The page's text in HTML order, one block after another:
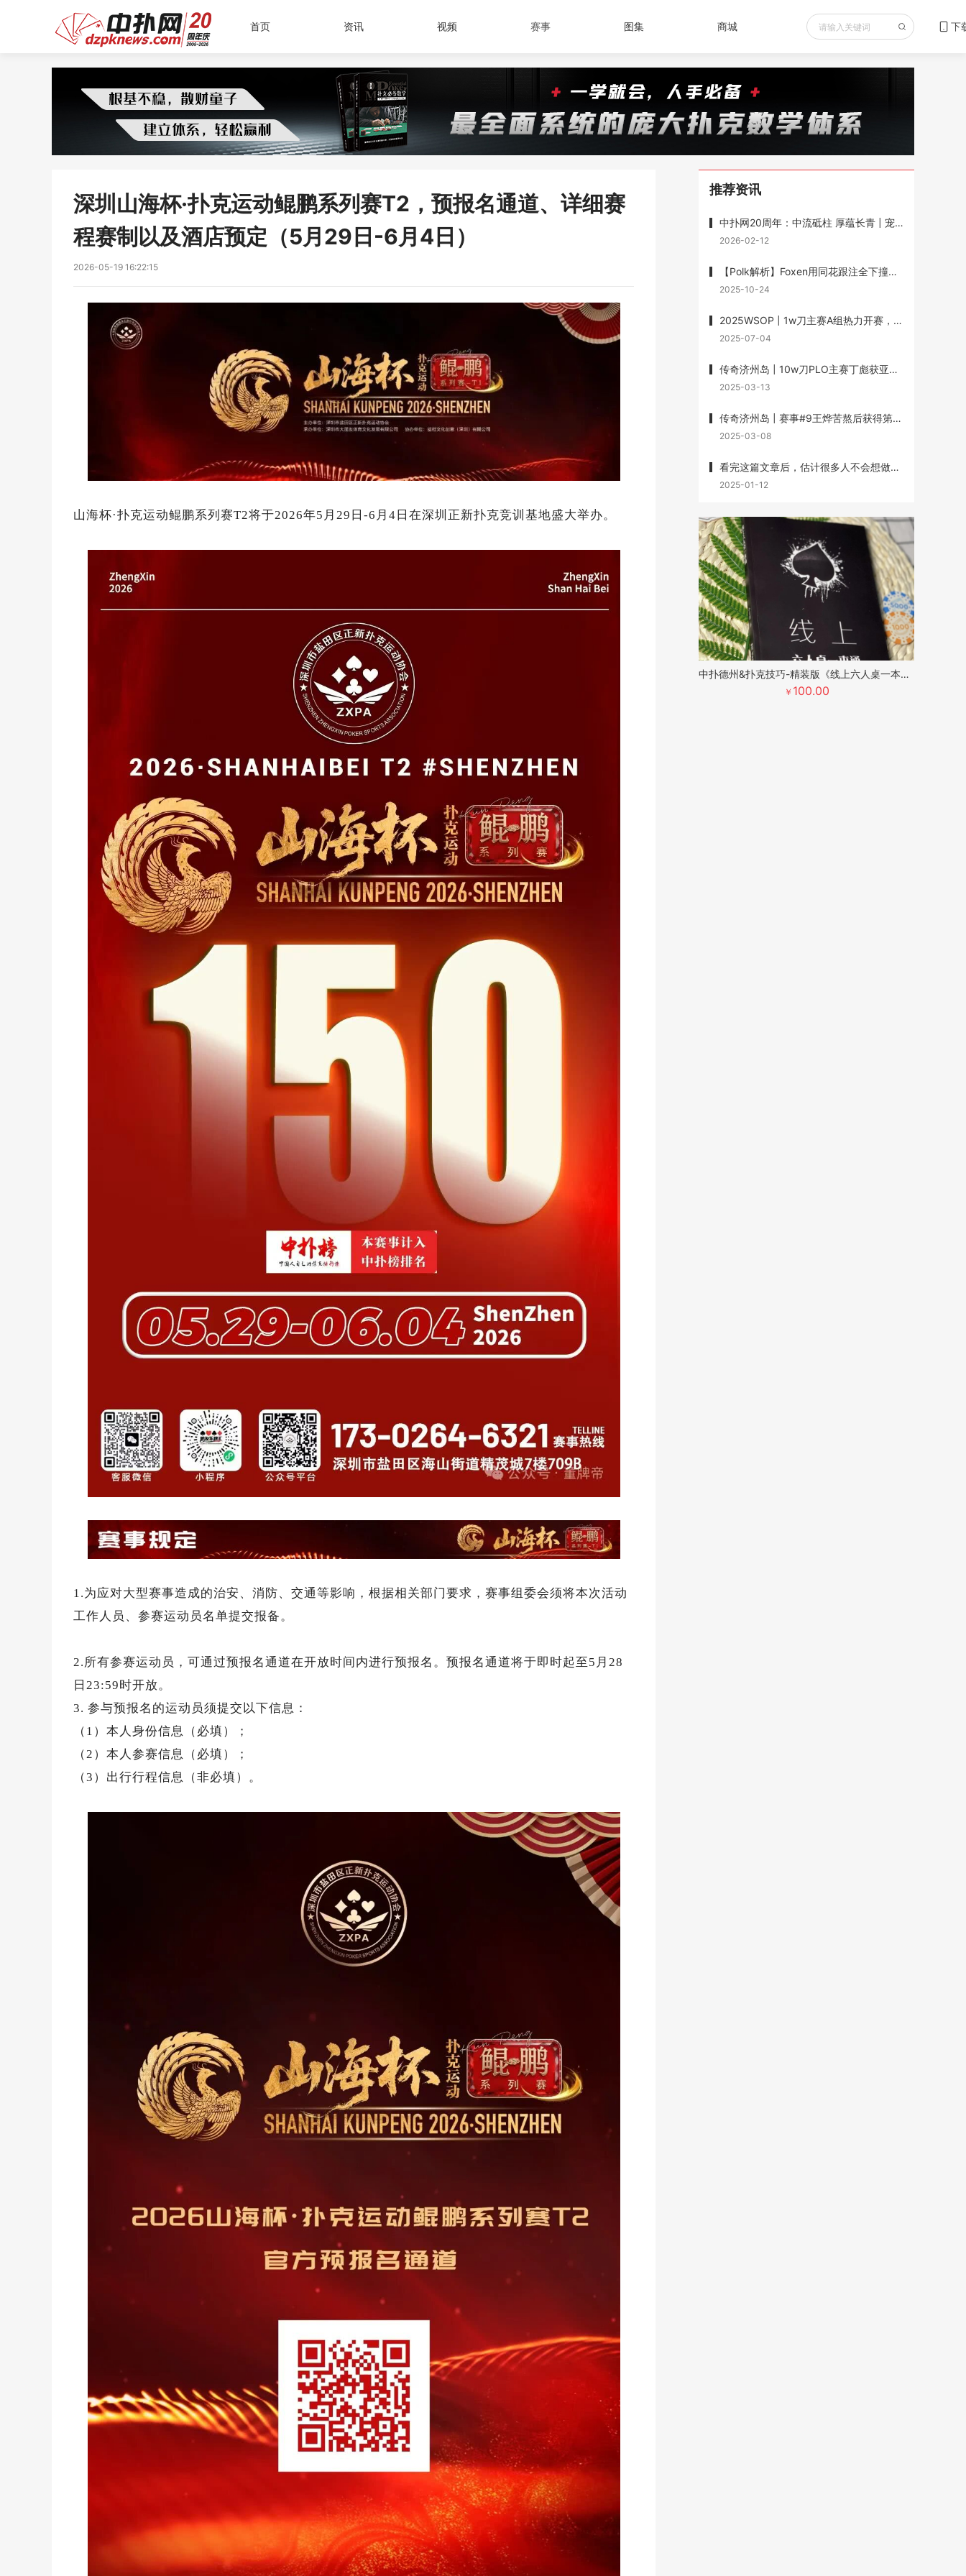
首页 资讯 视频 赛事 图集 商城 下
深圳山海杯·扑克运动鲲鹏系列赛T2，预报名通道、详细赛
程赛制以及酒店预定（5月29日-6月4日）
2026-05-19 16:22:15
山海杯·扑克运动鲲鹏系列赛T2将于2026年5月29日-6月4日在深圳正新扑克竞训基地盛大举办。
1.为应对大型赛事造成的治安、消防、交通等影响，根据相关部门要求，赛事组委会须将本次活动
工作人员、参赛运动员名单提交报备。
2.所有参赛运动员，可通过预报名通道在开放时间内进行预报名。预报名通道将于即时起至5月28
日23:59时开放。
3. 参与预报名的运动员须提交以下信息：
（1）本人身份信息（必填）；
（2）本人参赛信息（必填）；
（3）出行行程信息（非必填）。
推荐资讯
中扑网20周年：中流砥柱 厚蕴长青 | 宠粉送书重磅福利 赠送《最优扑克玩法》
2026-02-12
【Polk解析】Foxen用同花跟注全下撞葫芦输1200w底池被狂喷，但Polk说他没有错
2025-10-24
2025WSOP | 1w刀主赛A组热力开赛，Wesley Fei跻身前十，1w刀混合赛徐强记分牌第一晋级
2025-07-04
传奇济州岛 | 10w刀PLO主赛丁彪获亚军，Lin Wei、Dai Zhikang、黄文杰承包三、四、七名
2025-03-13
传奇济州岛 | 赛事#9王烨苦熬后获得第3名，丁彪第7名，赛事#10杨崇贤获第3名
2025-03-08
看完这篇文章后，估计很多人不会想做牌手了
2025-01-12
中扑德州&扑克技巧-精装版《线上六人桌一本通》
￥ 100.00